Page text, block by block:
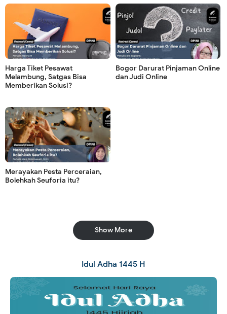
Harga Tiket Pesawat
Melambung, Satgas Bisa
Memberikan Solusi?
Bogor Darurat Pinjaman Online
dan Judi Online
Merayakan Pesta Perceraian,
Bolehkah Seuforia itu?
Show More
Idul Adha 1445 H